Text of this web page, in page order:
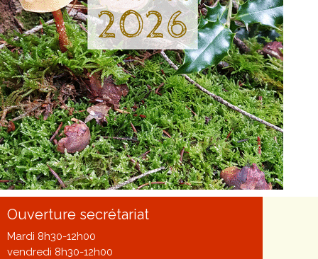
Ouverture secrétariat
Mardi 8h30-12h00
vendredi 8h30-12h00